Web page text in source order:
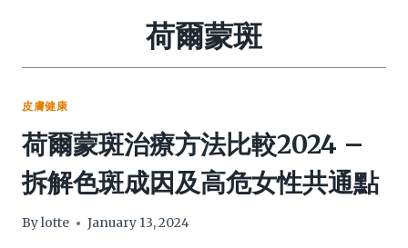
荷爾蒙斑
皮膚健康
荷爾蒙斑治療方法比較2024 –
拆解色斑成因及高危女性共通點
Bylotte January 13, 2024